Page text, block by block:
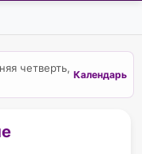
четверть,
Календарь